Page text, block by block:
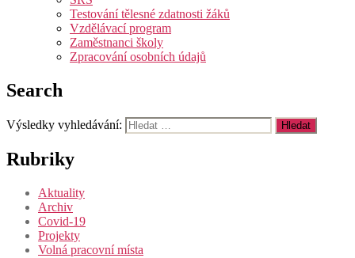
Testování tělesné zdatnosti žáků
Vzdělávací program
Zaměstnanci školy
Zpracování osobních údajů
Search
Výsledky vyhledávání:
Rubriky
Aktuality
Archiv
Covid-19
Projekty
Volná pracovní místa